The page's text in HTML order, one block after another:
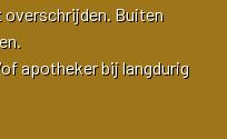
overschrijden. Buiten
apotheker bij langdurig